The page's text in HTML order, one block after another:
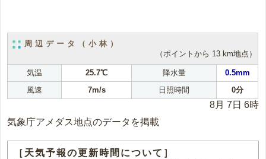
周辺データ（小林）
（ポイントから 13 km地点）
気温 25.7℃ 降水量
0.5mm
風速
7m/s 日照時間 0分
8月 7日 6時
気象庁アメダス地点のデータを掲載
［天気予報の更新時間について］